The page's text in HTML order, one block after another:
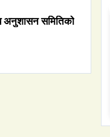
अनुशासन समितिको